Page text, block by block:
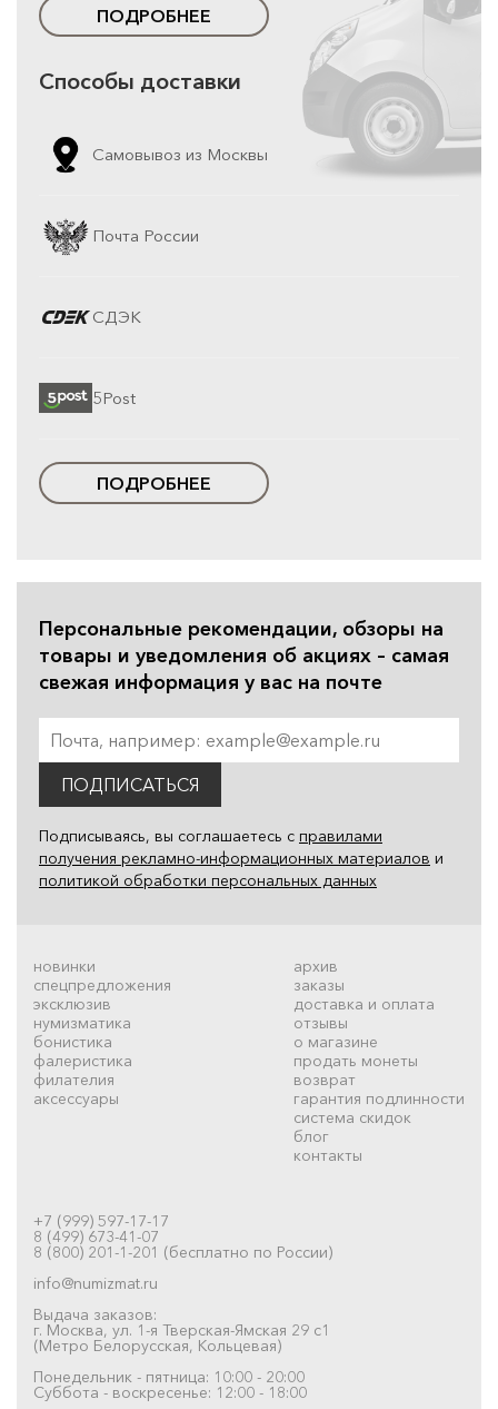
ПОДРОБНЕЕ
Способы доставки
Самовывоз из Москвы
Почта России
СДЭК
5Post
ПОДРОБНЕЕ
Персональные рекомендации, обзоры на
товары и уведомления об акциях – самая
свежая информация у вас на почте
ПОДПИСАТЬСЯ
Подписываясь, вы соглашаетесь с правилами
получения рекламно-информационных материалов и
политикой обработки персональных данных
новинки
спецпредложения
эксклюзив
нумизматика
бонистика
фалеристика
филателия
аксессуары
архив
заказы
доставка и оплата
отзывы
о магазине
продать монеты
возврат
гарантия подлинности
система скидок
блог
контакты
+7 (999) 597-17-17
8 (499) 673-41-07
8 (800) 201-1-201 (бесплатно по России)
info@numizmat.ru
Выдача заказов:
г. Москва, ул. 1-я Тверская-Ямская 29 с1
(Метро Белорусская, Кольцевая)
Понедельник - пятница: 10:00 - 20:00
Суббота - воскресенье: 12:00 - 18:00